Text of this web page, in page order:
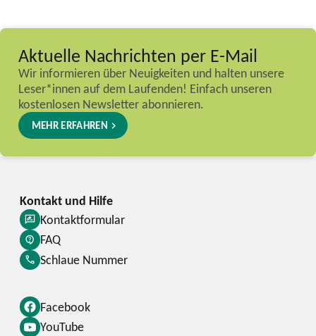
Aktuelle Nachrichten per E-Mail
Wir informieren über Neuigkeiten und halten unsere
Leser*innen auf dem Laufenden! Einfach unseren
kostenlosen Newsletter abonnieren.
MEHR ERFAHREN
Facebook
YouTube
Kontaktformular
FAQ
Schlaue Nummer